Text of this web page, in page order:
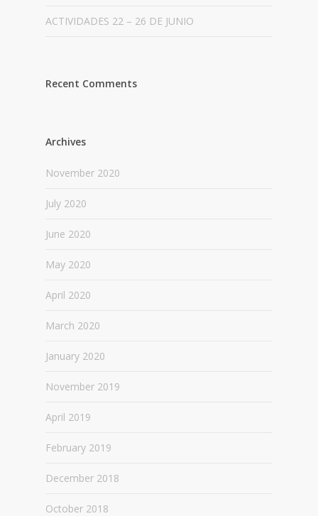
ACTIVIDADES 22 – 26 DE JUNIO
Recent Comments
Archives
November 2020
July 2020
June 2020
May 2020
April 2020
March 2020
January 2020
November 2019
April 2019
February 2019
December 2018
October 2018